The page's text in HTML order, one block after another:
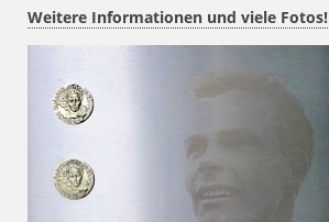
Weitere Informationen und viele Fotos!